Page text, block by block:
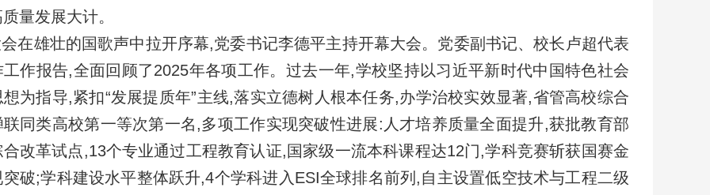
量发展大计。
在雄壮的国歌声中拉开序幕,党委书记李德平主持开幕大会。党委副书记、校长卢超代表
工作报告,全面回顾了2025年各项工作。过去一年,学校坚持以习近平新时代中国特色社会
为指导,紧扣“发展提质年”主线,落实立德树人根本任务,办学治校实效显著,省管高校综合
同类高校第一等次第一名,多项工作实现突破性进展:人才培养质量全面提升,获批教育部
改革试点,13个专业通过工程教育认证,国家级一流本科课程达12门,学科竞赛斩获国赛金
破;学科建设水平整体跃升,4个学科进入ESI全球排名前列,自主设置低空技术与工程二级